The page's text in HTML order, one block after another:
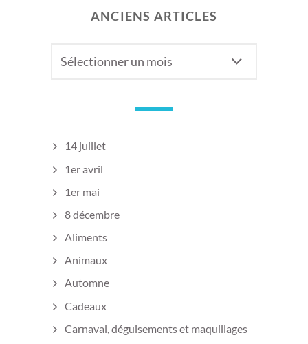
ANCIENS ARTICLES
14 juillet
1er avril
1er mai
8 décembre
Aliments
Animaux
Automne
Cadeaux
Carnaval, déguisements et maquillages